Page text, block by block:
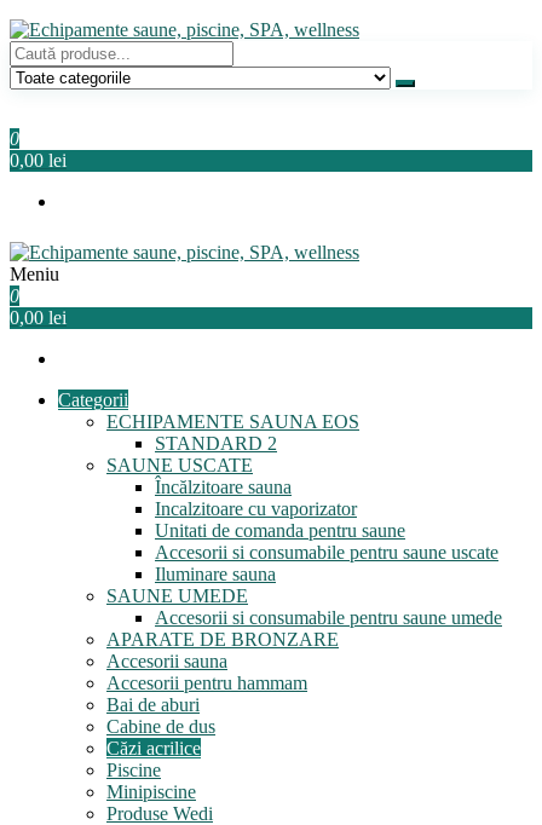
Sari
la
conținut
Echipamente saune, piscine, SPA, wellness
Relaxeaza-te!
0
0,00 lei
Echipamente saune, piscine, SPA, wellness
Relaxeaza-te!
Meniu
0
0,00 lei
Categorii
ECHIPAMENTE SAUNA EOS
STANDARD 2
SAUNE USCATE
Încălzitoare sauna
Incalzitoare cu vaporizator
Unitati de comanda pentru saune
Accesorii si consumabile pentru saune uscate
Iluminare sauna
SAUNE UMEDE
Accesorii si consumabile pentru saune umede
APARATE DE BRONZARE
Accesorii sauna
Accesorii pentru hammam
Bai de aburi
Cabine de dus
Căzi acrilice
Piscine
Minipiscine
Produse Wedi